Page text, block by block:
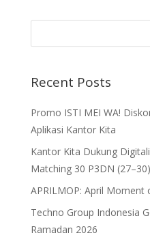
Recent Posts
Promo ISTI MEI WA!
Aplikasi Kantor Kita
Kantor Kita Dukung
Matching 30 P3DN (27–30)
APRILMOP: April
Techno Group Indonesia
Ramadan 2026